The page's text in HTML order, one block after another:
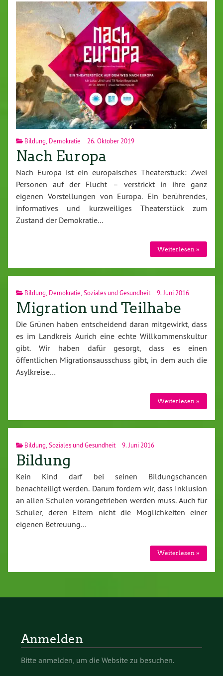
Bildung, Demokratie 26. Oktober 2019
Nach Europa
Nach Europa ist ein europäisches Theaterstück: Zwei
Personen auf der Flucht – verstrickt in ihre ganz
eigenen Vorstellungen von Europa. Ein berührendes,
informatives und kurzweiliges Theaterstück zum
Zustand der Demokratie…
Weiterlesen »
Bildung, Demokratie,Soziales und Gesundheit 9. Juni 2016
Migration und Teilhabe
Die Grünen haben entscheidend daran mitgewirkt, dass
es im Landkreis Aurich eine echte Willkommenskultur
gibt. Wir haben dafür gesorgt, dass es einen
öffentlichen Migrationsausschuss gibt, in dem auch die
Asylkreise…
Weiterlesen »
Bildung,Soziales und Gesundheit 9. Juni 2016
Bildung
Kein Kind darf bei seinen Bildungschancen
benachteiligt werden. Darum fordern wir, dass Inklusion
an allen Schulen vorangetrieben werden muss. Auch für
Schüler, deren Eltern nicht die Möglichkeiten einer
eigenen Betreuung…
Weiterlesen »
Anmelden
Bitte anmelden, um die Website zu besuchen.